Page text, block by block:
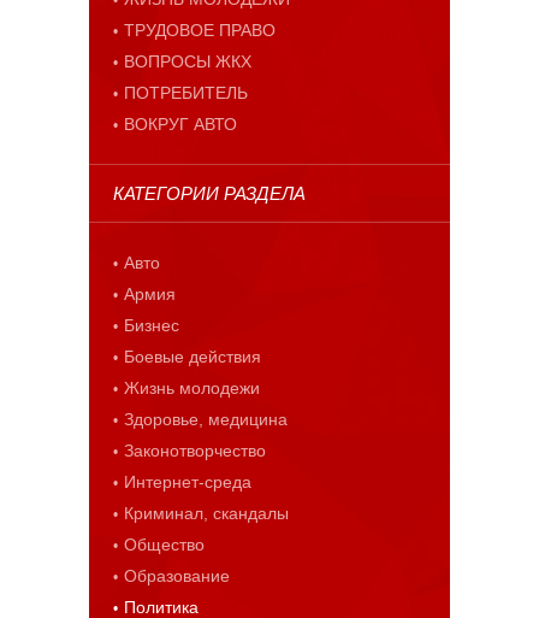
ТРУДОВОЕ ПРАВО
ВОПРОСЫ ЖКХ
ПОТРЕБИТЕЛЬ
ВОКРУГ АВТО
КАТЕГОРИИ РАЗДЕЛА
Авто
Армия
Бизнес
Боевые действия
Жизнь молодежи
Здоровье, медицина
Законотворчество
Интернет-среда
Криминал, скандалы
Общество
Образование
Политика